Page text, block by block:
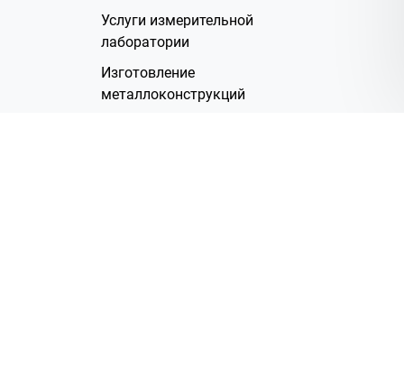
Услуги измерительной
лаборатории
Изготовление
металлоконструкций